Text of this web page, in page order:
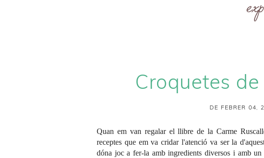
Croquetes
DE FEBRER 04,
Quan em van regalar el llibre de la Carme
receptes que em va cridar l'atenció va ser la
dóna joc a fer-la amb ingredients diversos i amb